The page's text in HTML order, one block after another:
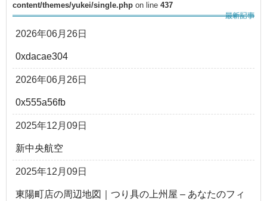
content/themes/yukei/single.php on line 437
2026年06月26日
0xdacae304
2026年06月26日
0x555a56fb
2025年12月09日
新中央航空
2025年12月09日
東陽町店の周辺地図｜つり具の上州屋 – あなたのフィ